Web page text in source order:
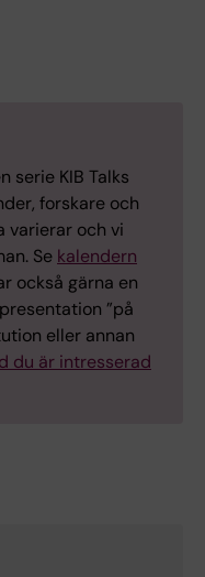
serie KIB Talks
forskare och
varierar och vi
Se kalendern
också gärna en
”på
eller annan
du är intresserad